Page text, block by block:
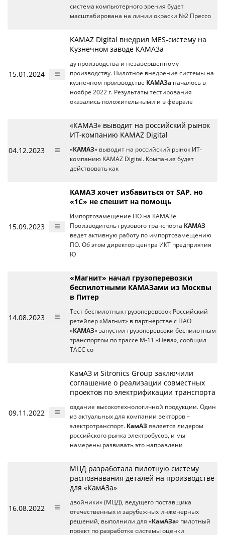
система компьютерного зрения будет
масштабирована на линии окраски №2 Прессо
15.01.2024
KAMAZ Digital внедрил MES-систему на
Кузнечном заводе КАМАЗа
ду производства и незавершенному
производству. Пилотное внедрение системы на
кузнечном производстве КАМАЗа началось в
ноябре 2022 г. Результаты тестирования
оказались положительными и в феврале
04.12.2023
«КАМАЗ» выводит на российский рынок
ИТ-компанию KAMAZ Digital
«КАМАЗ» выводит на российский рынок ИТ-
компанию KAMAZ Digital. Компания будет
действовать как
15.09.2023
КАМАЗ хочет избавиться от SAP, но
«1С» не спешит на помощь
Импортозамещение ПО на КАМАЗе
Производитель грузового транспорта КАМАЗ
ведет активную работу по импортозамещению
ПО. Об этом директор центра ИКТ предприятия
Ю
14.08.2023
«Магнит» начал грузоперевозки
беспилотными КАМАЗами из Москвы
в Питер
Тест беспилотных грузоперевозок Российский
ретейлер «Магнит» в партнерстве с ПАО
«КАМАЗ» запустил грузоперевозки беспилотным
транспортом по трассе М-11 «Нева», сообщил
ТАСС со
09.11.2022
КамАЗ и Sitronics Group заключили
соглашение о реализации совместных
проектов по электрификации транспорта
оздание высокотехнологичной продукции. Один
из актуальных для компании векторов –
электротранспорт. КамАЗ является лидером
российского рынка электробусов, и мы
намерены развивать это направлени
16.08.2022
МЦД разработала пилотную систему
распознавания деталей на производстве
для «КамАЗа»
двойники» (МЦД), ведущего поставщика
отечественных и зарубежных инженерных
решений, выполнили для «КамАЗа» пилотный
проект по разработке системы оценки